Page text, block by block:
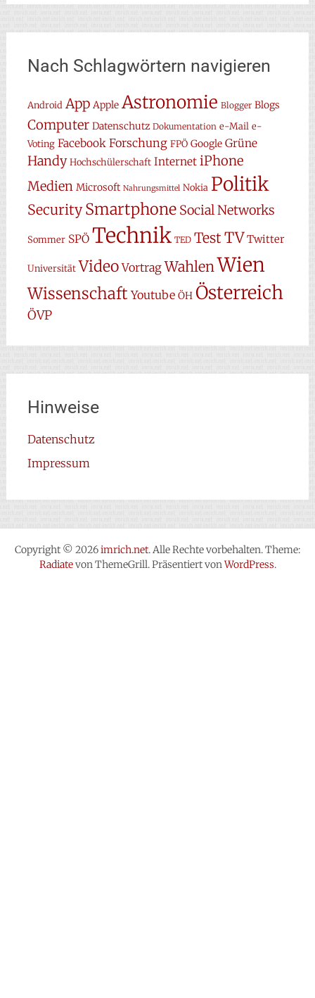
Nach Schlagwörtern navigieren
Android App Apple Astronomie Blogger Blogs
Computer Datenschutz Dokumentation e-Mail e-
Voting Facebook Forschung FPÖ Google Grüne
Handy Hochschülerschaft Internet iPhone
Medien Microsoft Nahrungsmittel Nokia Politik
Security Smartphone Social Networks
Sommer SPÖ Technik TED Test TV Twitter
Universität Video Vortrag WahlenWien
Wissenschaft Youtube ÖH Österreich
ÖVP
Hinweise
Datenschutz
Impressum
Copyright © 2026imrich.net. Alle Rechte vorbehalten. Theme:
Radiatevon ThemeGrill. Präsentiert vonWordPress.